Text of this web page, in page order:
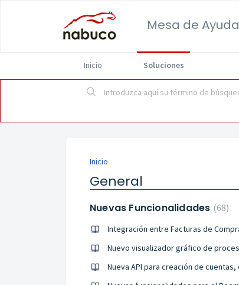
Mesa de Ayuda
Inicio Soluciones
Inicio
General
Nuevas Funcionalidades 68